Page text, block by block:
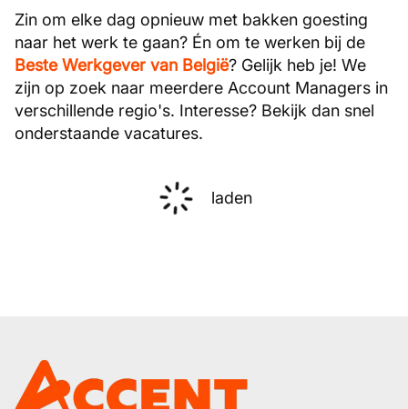
Zin om elke dag opnieuw met bakken goesting
naar het werk te gaan? Én om te werken bij de
Beste Werkgever van België? Gelijk heb je! We
zijn op zoek naar meerdere Account Managers in
verschillende regio's. Interesse? Bekijk dan snel
onderstaande vacatures.
laden